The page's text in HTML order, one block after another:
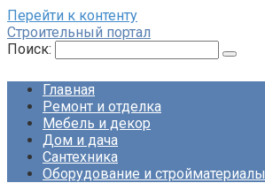
Перейти к контенту
Строительный портал
Поиск:
Главная
Ремонт и отделка
Мебель и декор
Дом и дача
Сантехника
Оборудование и стройматериалы